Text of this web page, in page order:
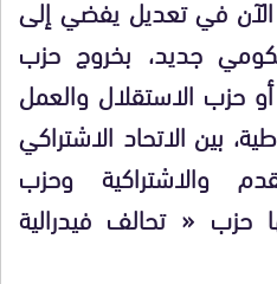
الآن في تعديل يفضي إلى
جديد، بخروج حزب
حزب الاستقلال والعمل
بين الاتحاد الاشتراكي
والاشتراكية وحزب
حزب « تحالف فيدرالية